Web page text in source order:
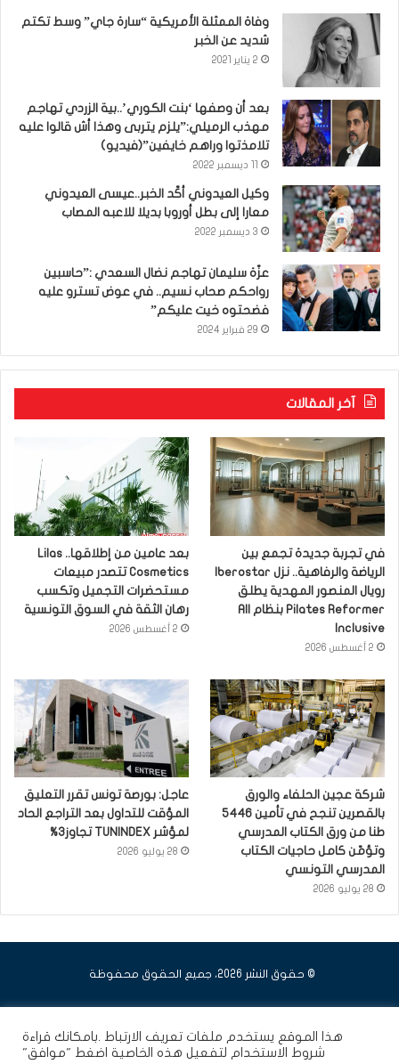
وفاة الممثلة الأمريكية “سارة جاي” وسط تكتم
شديد عن الخبر
2 يناير 2021
بعد أن وصفها ‘بنت الكوري’..بية الزردي تهاجم
مهذب الرميلي:”يلزم يتربى وهذا أش قالوا عليه
تلامذتوا وراهم خايفين”(فيديو)
وكيل العيدوني أكّد الخبر..عيسى العيدوني
معارا إلى بطل أوروبا بديلا للاعبه المصاب
3 ديسمبر 2022
عزّة سليمان تهاجم نضال السعدي :”حاسبين
رواحكم صحاب نسيم.. في عوض تسترو عليه
فضحتوه خيت عليكم”
29 فبراير 2024
آخر المقالات
في تجربة جديدة تجمع بين
رويال المنصور المهدية يطلق
Pilates Reformer بنظام All
Inclusive
2 أغسطس 2026
بعد عامين من إطلاقها.. Lilas
Cosmetics تتصدر مبيعات
مستحضرات التجميل وتكسب
رهان الثقة في السوق التونسية
2 أغسطس 2026
شركة عجين الحلفاء والورق
بالقصرين تنجح في تأمين 5446
طنا من ورق الكتاب المدرسي
وتؤمّن كامل حاجيات الكتاب
المدرسي التونسي
28 يوليو 2026
عاجل: بورصة تونس تقرر التعليق
المؤقت للتداول بعد التراجع الحاد
لمؤشر TUNINDEX تجاوز3%
28 يوليو 2026
© حقوق النشر 2026، جميع الحقوق محفوظة
هذا الموقع يستخدم ملفات تعريف الارتباط .بامكانك قراءة
شروط الاستخدام لتفعيل هذه الخاصية اضغط "موافق"